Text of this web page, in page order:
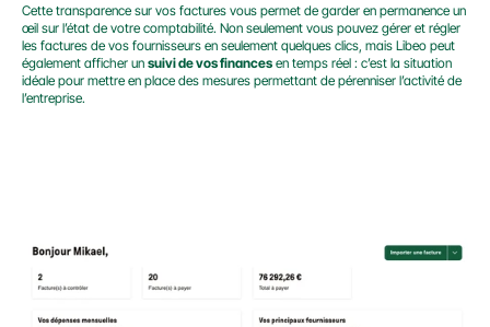
Cette transparence sur vos factures vous permet de garder en permanence un
œil sur l’état de votre comptabilité. Non seulement vous pouvez gérer et régler
les factures de vos fournisseurs en seulement quelques clics, mais Libeo peut
également afficher un suivi de vos finances en temps réel : c’est la situation
idéale pour mettre en place des mesures permettant de pérenniser l’activité de
l’entreprise.